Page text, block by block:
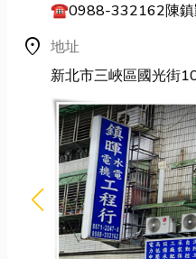
☎️0988-332162陳鎮
location_on 地址
新北市三峽區國光街